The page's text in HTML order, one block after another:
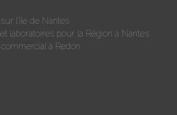
l’île de Nantes
laboratoires pour la Région à Nantes
à Redon